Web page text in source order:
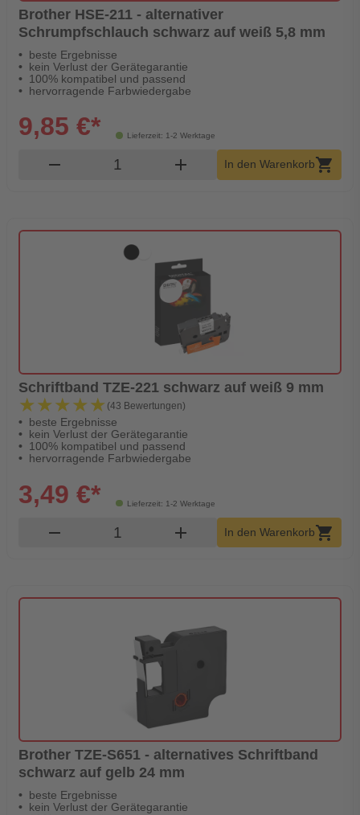
Brother HSE-211 - alternativer
Schrumpfschlauch schwarz auf weiß 5,8 mm
beste Ergebnisse
kein Verlust der Gerätegarantie
100% kompatibel und passend
hervorragende Farbwiedergabe
Lieferzeit: 1-2 Werktage
9,85 €*
remove Produkt Warenkorb Menge
add In den Warenkorbshopping_cart
Schriftband TZE-221 schwarz auf weiß 9 mm
★★★★★
★★★★★ (43 Bewertungen)
beste Ergebnisse
kein Verlust der Gerätegarantie
100% kompatibel und passend
hervorragende Farbwiedergabe
Lieferzeit: 1-2 Werktage
3,49 €*
remove Produkt Warenkorb Menge
add In den Warenkorbshopping_cart
Brother TZE-S651 - alternatives Schriftband
schwarz auf gelb 24 mm
beste Ergebnisse
kein Verlust der Gerätegarantie